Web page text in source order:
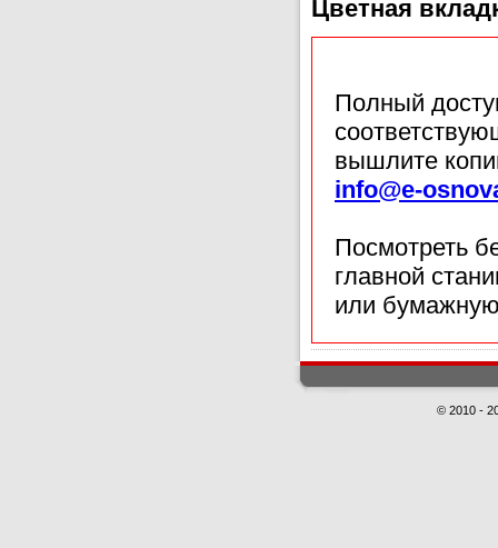
Цветная
Полный
вышлите
info@e-
Посмотреть
главной
или
© 2010 -